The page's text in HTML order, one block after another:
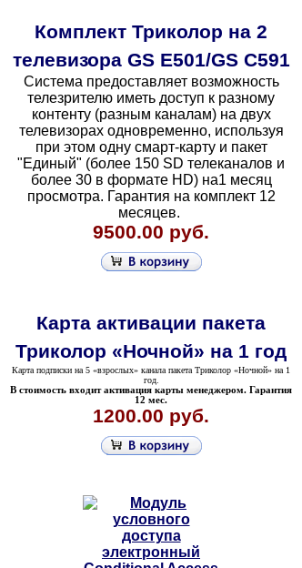
Комплект Триколор на 2
телевизора GS E501/GS C591
Система предоставляет возможность
телезрителю иметь доступ к разному
контенту (разным каналам) на двух
телевизорах одновременно, используя
при этом одну смарт-карту и пакет
"Единый" (более 150 SD телеканалов и
более 30 в формате HD) на1 месяц
просмотра. Гарантия на комплект 12
месяцев.
9500.00 руб.
Карта активации пакета
Триколор «Ночной» на 1 год
Карта подписки на 5 «взрослых» канала пакета Триколор «Ночной» на 1
год.
В стоимость входит активация карты менеджером. Гарантия
12 мес.
1200.00 руб.